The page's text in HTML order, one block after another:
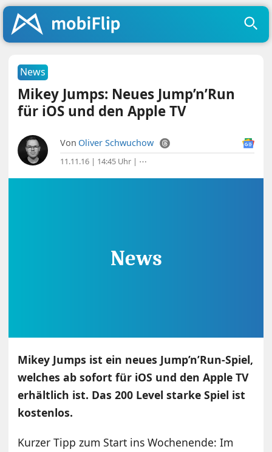
News
Mikey Jumps: Neues Jump’n’Run
für iOS und den Apple TV
Von Oliver Schwuchow
11.11.16 | 14:45 Uhr | ⋯
Mikey Jumps ist ein neues Jump’n’Run-Spiel,
welches ab sofort für iOS und den Apple TV
erhältlich ist. Das 200 Level starke Spiel ist
kostenlos.
Kurzer Tipp zum Start ins Wochenende: Im